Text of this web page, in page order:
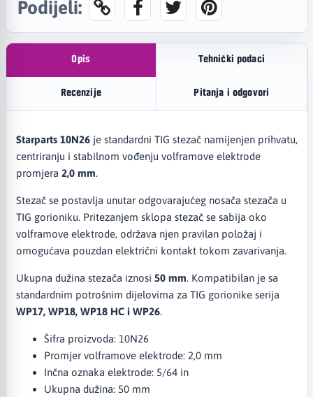
Podijeli:
Opis Tehnički podaci
Recenzije Pitanja i odgovori
Starparts 10N26je standardni TIG stezač namijenjen prihvatu,
centriranju i stabilnom vođenju volframove elektrode
promjera 2,0 mm.
Stezač se postavlja unutar odgovarajućeg nosača stezača u
TIG gorioniku. Pritezanjem sklopa stezač se sabija oko
volframove elektrode, održava njen pravilan položaj i
omogućava pouzdan električni kontakt tokom zavarivanja.
Ukupna dužina stezača iznosi 50 mm. Kompatibilan je sa
standardnim potrošnim dijelovima za TIG gorionike serija
WP17, WP18, WP18 HC i WP26.
Šifra proizvoda: 10N26
Promjer volframove elektrode: 2,0 mm
Inčna oznaka elektrode: 5/64 in
Ukupna dužina: 50 mm